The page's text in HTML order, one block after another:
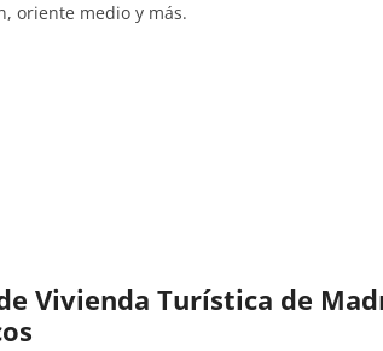
oriente medio y más.
Vivienda Turística de